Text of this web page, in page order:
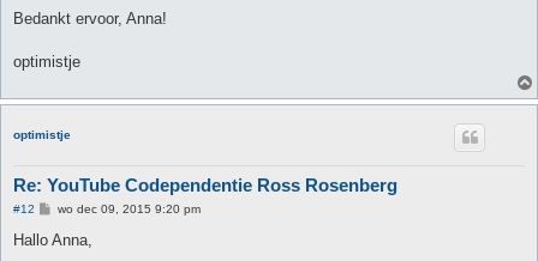
Bedankt ervoor, Anna!
optimistje
optimistje
Re: YouTube Codependentie Ross Rosenberg
#12
B
r
wo dec 09, 2015 9:20 pm
Hallo Anna,